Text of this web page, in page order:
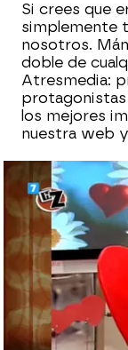
Si crees que
simplemente
nosotros.
doble de
Atresmedia:
protagonistas
los mejores
nuestra web
neox
Madrid
Publicado: 26